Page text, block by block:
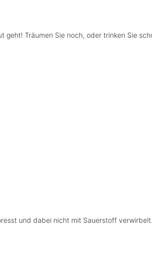
geht! Träumen Sie noch, oder trinken Sie
und dabei nicht mit Sauerstoff